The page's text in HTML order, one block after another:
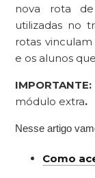
nova rota
utilizadas no
rotas
e os alunos
IMPORTANTE:
módulo extra.
Nesse artigo
Como